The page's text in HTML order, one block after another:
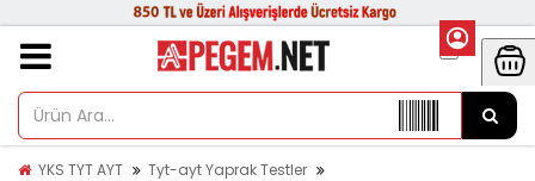
YKS TYT AYT
Tyt-ayt Yaprak Testler